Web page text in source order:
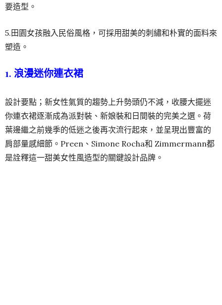
要造型。
5.田園女孩融入民俗風格，可採用甜美的刺繡和朴實的面料來
塑造。
1. 浪漫迷你連衣裙
設計要點；新女性氣質的趨勢上升勢頭仍不減，收腰大擺迷
你連衣裙逐漸成為派對裝、新娘裝和日間裝的完美之選。荷
葉邊繼之前幾季的低迷之後再次流行起來，並呈現出豐富的
肩部量感細節。Preen、Simone Rocha和 Zimmermann都
是詮釋這一甜美女性風造型的關鍵設計品牌。